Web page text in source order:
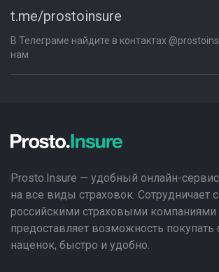
t.me/prostoinsure
В Телеграме найдите в контактах
нам
Prosto.Insure — удобный онлайн-
на все виды страховок. Сотрудничает
российскими страховыми компаниями
предоставляет возможность покупать
наценок, быстро и удобно.